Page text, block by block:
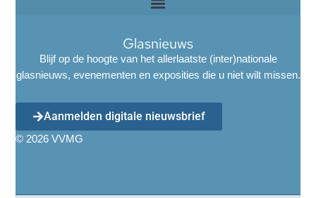
Glasnieuws
Blijf op de hoogte van het allerlaatste (inter)nationale
glasnieuws, evenementen en exposities die u niet wilt missen.
Aanmelden digitale nieuwsbrief
© 2026 VVMG